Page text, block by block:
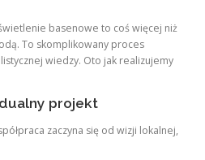
basenowe to coś więcej niż
To skomplikowany proces
wiedzy. Oto jak realizujemy
projekt
zaczyna się od wizji lokalnej,